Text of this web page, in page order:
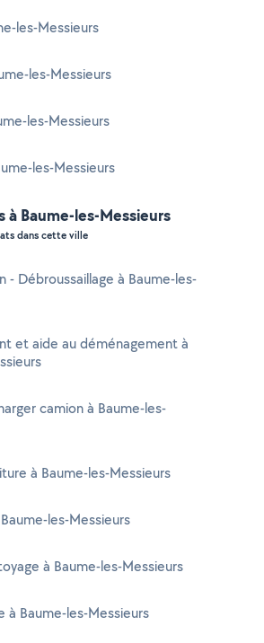
les-Messieurs
les-Messieurs
les-Messieurs
les-Messieurs
à Baume-les-Messieurs
dans cette ville
- Débroussaillage à Baume-les-
et aide au déménagement à
camion à Baume-les-
à Baume-les-Messieurs
les-Messieurs
à Baume-les-Messieurs
à Baume-les-Messieurs